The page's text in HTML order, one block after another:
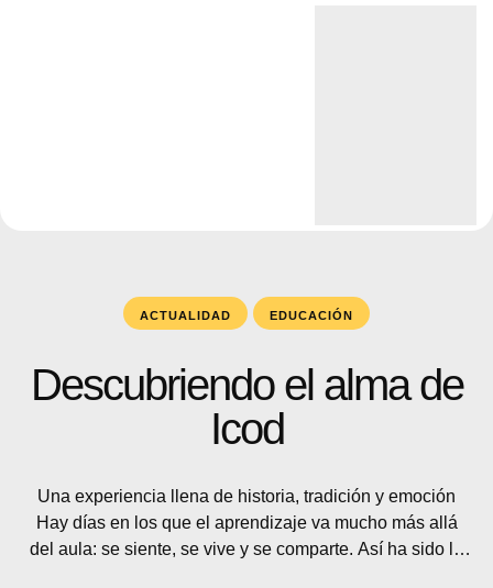
ACTUALIDAD EDUCACIÓN
Descubriendo el alma de
Icod
Una experiencia llena de historia, tradición y emoción
Hay días en los que el aprendizaje va mucho más allá
del aula: se siente, se vive y se comparte. Así ha sido la